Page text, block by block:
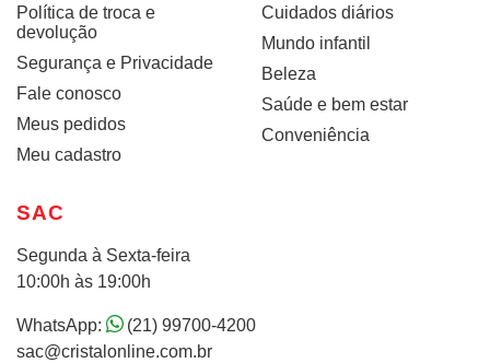
Política de troca e
devolução
Segurança e Privacidade
Fale conosco
Meus pedidos
Meu cadastro
Cuidados diários
Mundo infantil
Beleza
Saúde e bem estar
Conveniência
SAC
Segunda à Sexta-feira
10:00h às 19:00h
WhatsApp:
(21) 99700-4200
sac@cristalonline.com.br